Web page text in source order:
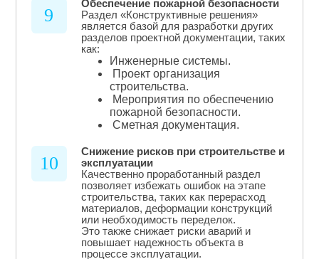
9
Обеспечение пожарной безопасности
Раздел «Конструктивные решения»
является базой для разработки других
разделов проектной документации, таких
как:
Инженерные системы.
Проект организация
строительства.
Мероприятия по обеспечению
пожарной безопасности.
Сметная документация.
10
Снижение рисков при строительстве и
эксплуатации
Качественно проработанный раздел
позволяет избежать ошибок на этапе
строительства, таких как перерасход
материалов, деформации конструкций
или необходимость переделок.
Это также снижает риски аварий и
повышает надежность объекта в
процессе эксплуатации.